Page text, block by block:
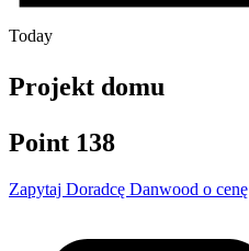
Today
Projekt domu
Point 138
Zapytaj Doradcę Danwood o cenę